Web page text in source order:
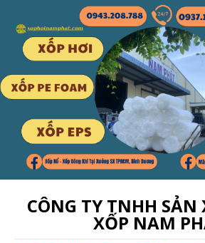
CÔNG TY TNHH
XỐP NAM